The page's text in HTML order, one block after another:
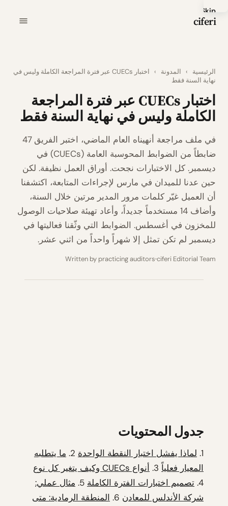
Skip
to
ciferi
الرئيسية › المدونة ›
اختبار CUECs عبر فترة المراجعة الكاملة وليس في
نهاية السنة فقط
اختبار CUECs عبر فترة المراجعة
الكاملة وليس في نهاية السنة فقط
في ملف مراجعة أنهيناه العام الماضي، اختبر الفريق 47
ضابطاً من الضوابط المحوسبة العامة (CUECs) في
ديسمبر. كل الاختبارات نجحت. أوراق العمل نظيفة. لكن
حين عدنا للميدان في مارس لإجراءات المتابعة، اكتشفنا
أن العميل غيّر كلمات مرور المدير مرتين خلال السنة،
وأضاف 14 مستخدماً جديداً، وأعاد تهيئة صلاحيات الوصول
للمخزون في أغسطس. الضوابط التي وثّقنا فعاليتها في
ديسمبر لم تكن تمثل إلا شهراً واحداً من اثني عشر.
ciferi Editorial Team
Written by practicing auditors
جدول المحتويات
1. لماذا يفشل اختبار النقطة الواحدة
ما يتطلبه
المعيار فعلياً
أنواع CUECs وكيف يتغير كل نوع
4. تصميم اختبارات الفترة الكاملة
مثال عملي:
شركة الأندلس للمعادن
المنطقة الرمادية: متى